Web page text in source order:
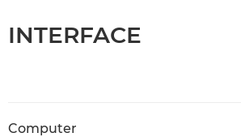
INTERFACE
Computer